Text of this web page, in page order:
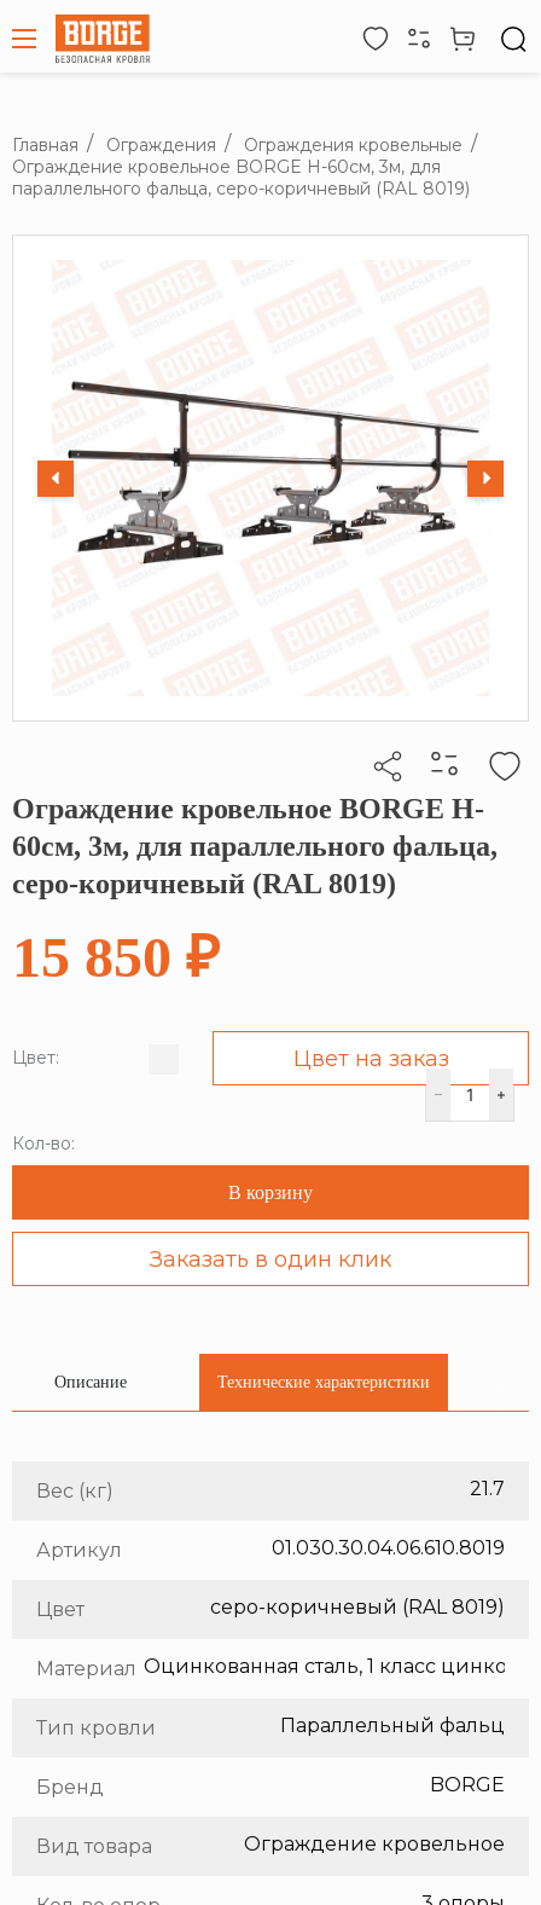
Главная Ограждения
Ограждения кровельные
Ограждение кровельное BORGE H-60см, 3м, для
параллельного фальца, серо-коричневый (RAL 8019)
Кликните, чтобы скопировать прямую ссылку
Ограждение кровельное BORGE H-
60см, 3м, для параллельного фальца,
серо-коричневый (RAL 8019)
15 850 ₽
Цвет: Цвет на заказ
Кол-во:
В корзину
Заказать в один клик
Описание Технические характеристики
Вес (кг) 21.7
Артикул 01.030.30.04.06.610.8019
Цвет серо-коричневый (RAL 8019)
Материал
Тип кровли Параллельный фальц
Бренд BORGE
Вид товара Ограждение кровельное